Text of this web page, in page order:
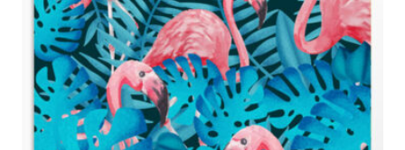
page
du
produit